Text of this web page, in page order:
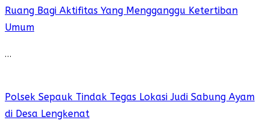
Ruang Bagi Aktifitas Yang Mengganggu Ketertiban
Umum
…
Polsek Sepauk Tindak Tegas Lokasi Judi Sabung Ayam
di Desa Lengkenat